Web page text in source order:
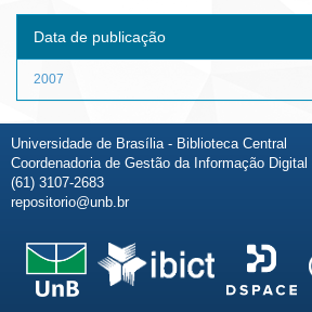
Data de publicação
2007
Universidade de Brasília - Biblioteca Central
Coordenadoria de Gestão da Informação Digital
(61) 3107-2683
repositorio@unb.br